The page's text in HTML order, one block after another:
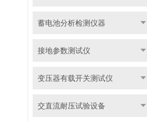
蓄电池分析检测仪器
接地参数测试仪
变压器有载开关测试仪
交直流耐压试验设备